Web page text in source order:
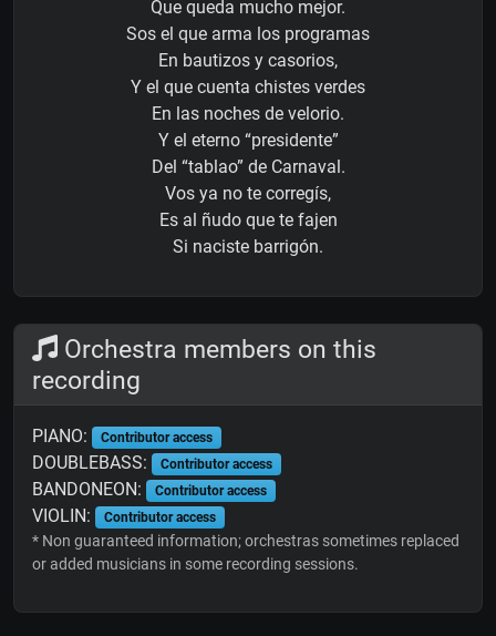
Que queda mucho mejor.
Sos el que arma los programas
En bautizos y casorios,
Y el que cuenta chistes verdes
En las noches de velorio.
Y el eterno “presidente”
Del “tablao” de Carnaval.
Vos ya no te corregís,
Es al ñudo que te fajen
Si naciste barrigón.
Orchestra members on this
recording
PIANO: Contributor access
DOUBLEBASS: Contributor access
BANDONEON: Contributor access
VIOLIN: Contributor access
* Non guaranteed information; orchestras sometimes replaced
or added musicians in some recording sessions.